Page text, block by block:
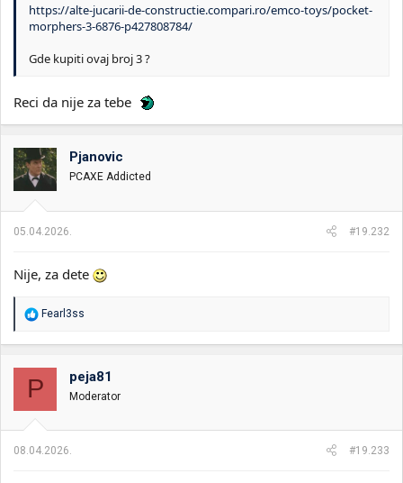
https://alte-jucarii-de-constructie.compari.ro/emco-toys/pocket-
morphers-3-6876-p427808784/
Gde kupiti ovaj broj 3 ?
Reci da nije za tebe
Pjanovic
PCAXE Addicted
05.04.2026. #19.232
Nije, za dete
R
o
v
n
:
Fearl3ss
P peja81
Moderator
08.04.2026. #19.233